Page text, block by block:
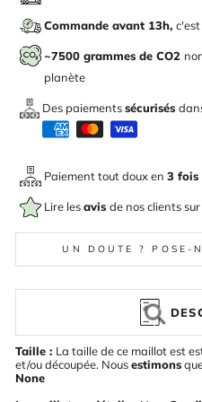
Commande avant 13h,
~7500 grammes de CO2
planète
Des paiementssécurisés
Paiement tout doux en 3 fois
Lire lesavis de nos clients
UN DOUTE ? POSE-
Taille : La taille de ce maillot est
et/ou découpée. Nousestimons
None